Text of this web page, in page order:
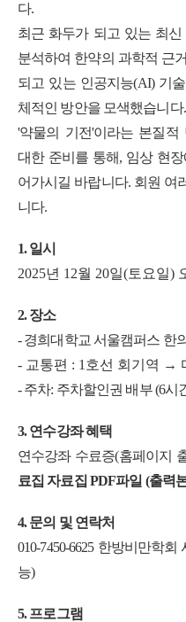
다.
최근 화두가 되고 있는 최
분석하여 한약의 과학적 근
되고 있는 인공지능(AI) 기
체적인 방안을 모색했습니다.
'약물의 기전'이라는 본질적
대한 준비를 통해, 임상 현
어가시길 바랍니다. 회원 여
니다.
1. 일시
2025년 12월 20일(토요일)
2. 장소
- 경희대학교 서울캠퍼스 한
- 교통편 : 1호선 회기역 →
- 주차: 주차할인권 배부 (6시
3. 연수강좌 혜택
연수강좌 수료증(홈페이지
료집 자료집 PDF파일 (출력
4. 문의 및 연락처
010-7450-6625 한방비만학
능)
5. 프로그램